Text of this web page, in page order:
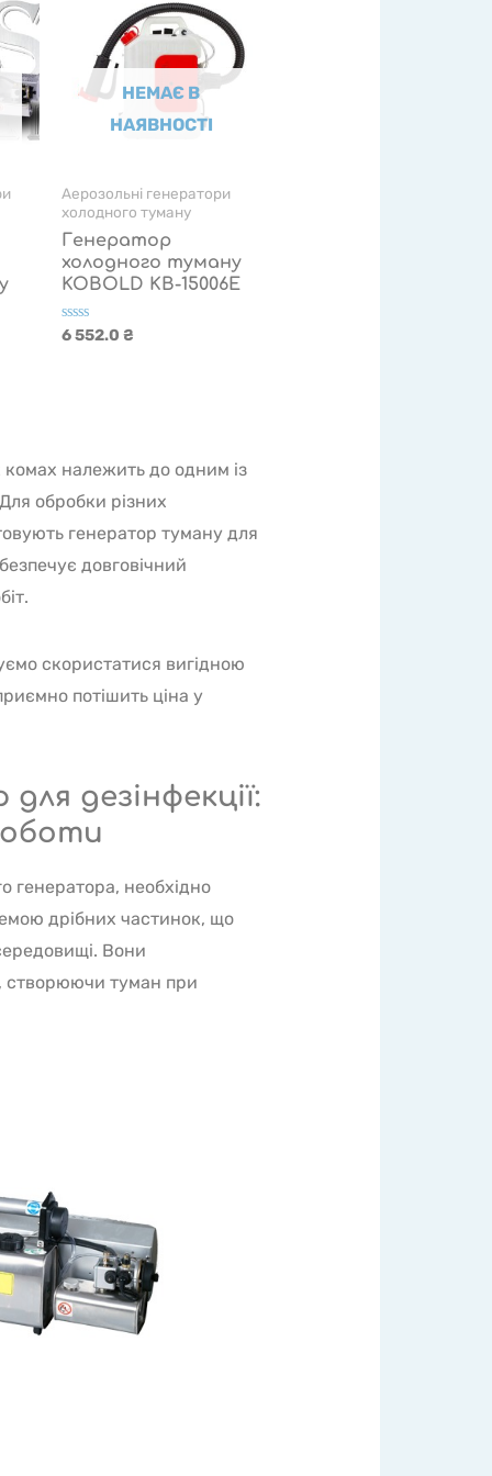
НЕМАЄ В
НАЯВНОСТІ
Аерозольні генератори
холодного туману
Генератор
холодного туману
KOBOLD KB-15006E
Оцінено
6 552.0₴
належить до одним із
обробки різних
генератор туману для
довговічний
скористатися вигідною
потішить ціна у
дезінфекції:
генератора, необхідно
дрібних частинок, що
Вони
створюючи туман при